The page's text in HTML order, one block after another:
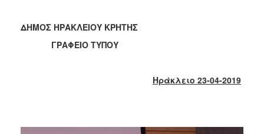
2018
2017
2011
ΔΗΜΟΣ ΗΡΑΚΛΕΙΟΥ ΚΡΗΤΗΣ
ΓΡΑΦΕΙΟ ΤΥΠΟΥ
Ηράκλειο 23-04-2019